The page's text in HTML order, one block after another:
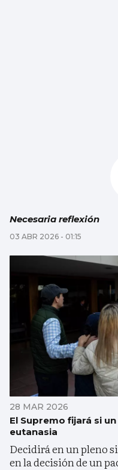
Necesaria reflexión
03 ABR 2026 - 01:15
28 MAR 2026
El Supremo fijará si
eutanasia
Decidirá en un pleno
en la decisión de un